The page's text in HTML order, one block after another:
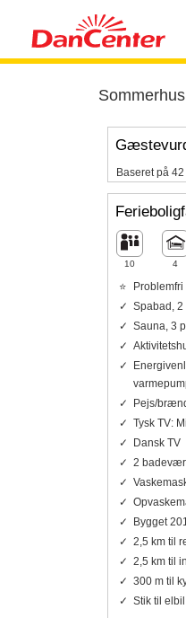
Baseret på
10 4
Spabad, 2
Sauna, 3
Pejs/
Tysk TV:
Dansk TV
2
Bygget
2,5 km til
2,5 km til
300 m til
Stik til